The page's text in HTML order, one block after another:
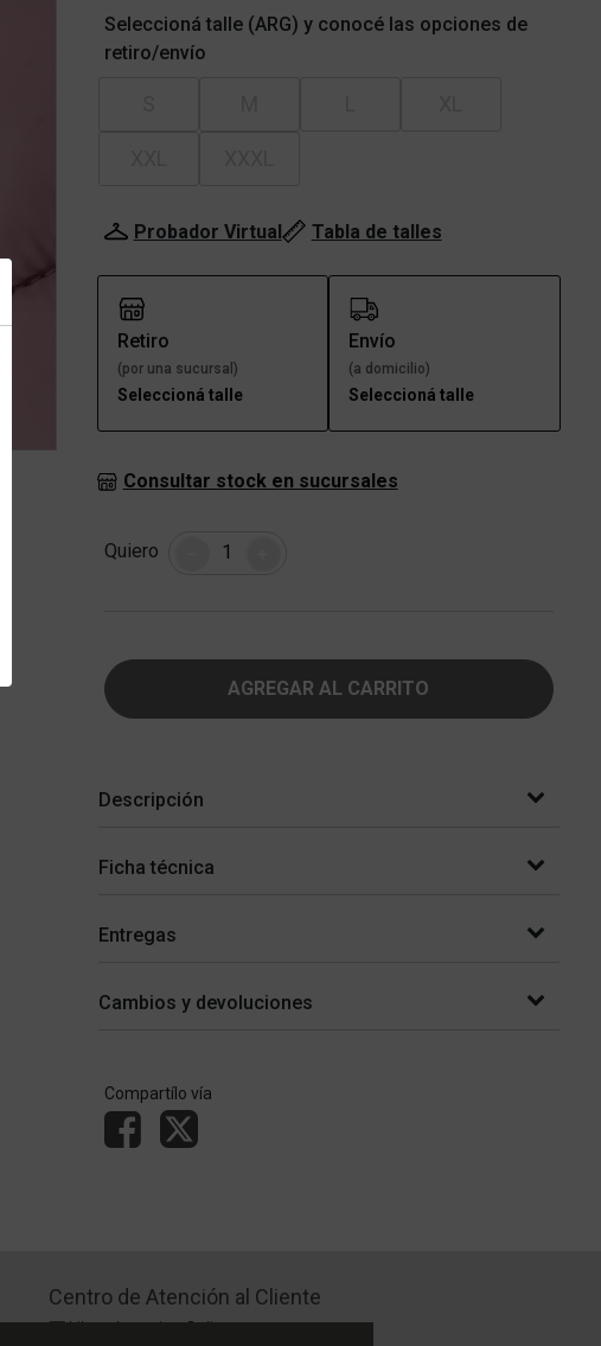
Seleccioná talle (ARG) y conocé las opciones de
retiro/envío
Probador Virtual Tabla de talles
Retiro
(por una sucursal)
Seleccioná talle
Envío
(a domicilio)
Seleccioná talle
Consultar stock en sucursales
Quiero Cantidad
AGREGAR AL CARRITO
Descripción
Ficha técnica
Entregas
Cambios y devoluciones
Compartílo vía
Centro de Atención al Cliente
Libro de quejas Online